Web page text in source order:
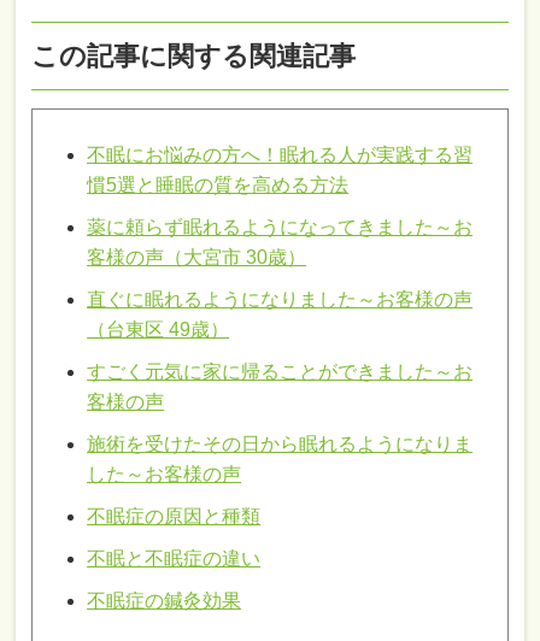
この記事に関する関連記事
不眠にお悩みの方へ！眠れる人が実践する習
慣5選と睡眠の質を高める方法
薬に頼らず眠れるようになってきました～お
客様の声（大宮市 30歳）
直ぐに眠れるようになりました～お客様の声
（台東区 49歳）
すごく元気に家に帰ることができました～お
客様の声
施術を受けたその日から眠れるようになりま
した～お客様の声
不眠症の原因と種類
不眠と不眠症の違い
不眠症の鍼灸効果